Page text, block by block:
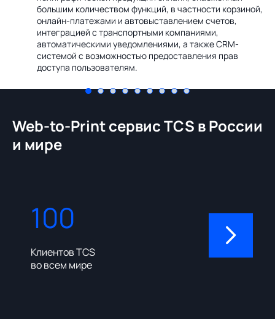
большим количеством функций, в частности корзиной,
онлайн-платежами и автовыставлением счетов,
интеграцией с транспортными компаниями,
автоматическими уведомлениями, а также CRM-
системой с возможностью предоставления прав
доступа пользователям.
Web-to-Print сервис TCS в России
и мире
100
Клиентов TCS
во всем мире
310